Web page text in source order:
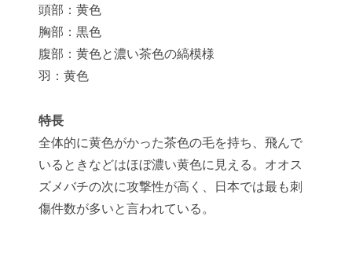
頭部：黄色
胸部：黒色
腹部：黄色と濃い茶色の縞模様
羽：黄色
特長
全体的に黄色がかった茶色の毛を持ち、飛んで
いるときなどはほぼ濃い黄色に見える。オオス
ズメバチの次に攻撃性が高く、日本では最も刺
傷件数が多いと言われている。